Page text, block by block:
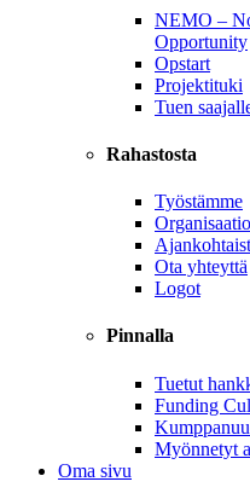
NEMO –
Opportunity
Opstart
Projektituki
Tuen
Rahastosta
Työstämme
Organisaatio
Ota yhteyttä
Logot
Pinnalla
Tuetut
Funding
Myönnetyt
Oma sivu